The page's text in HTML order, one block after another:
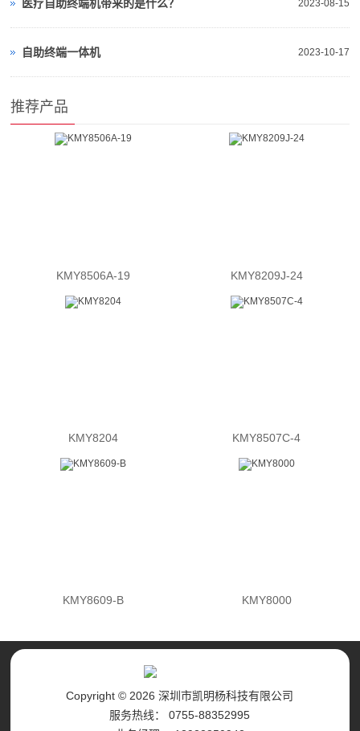
2023-08-15
医疗自助终端机带来的是什么？
2023-10-17
自助终端一体机
推荐产品
KMY8506A-19 KMY8209J-24
KMY8204 KMY8507C-4
KMY8609-B KMY8000
Copyright © 2026 深圳市凯明杨科技有限公司
服务热线： 0755-88352995